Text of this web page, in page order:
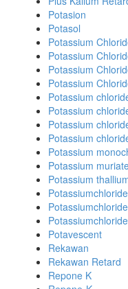
Potasion
Potasol
Potassium
Potassium
Potassium
Potassium
Potassium
Potassium
Potassium
Potassium
Potassium
Potassium
Potassium
Potavescent
Rekawan
Rekawan Retard
Repone K